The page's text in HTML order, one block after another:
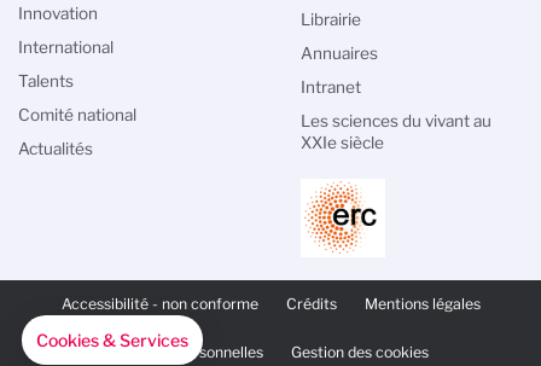
PAGE
SECONDAIRE
Accessibilité - non conforme Crédits Mentions légales
Données personnelles Gestion des cookies
Innovation
International
Talents
Comité national
Actualités
Librairie
Annuaires
Intranet
Les sciences du vivant au
XXIe siècle
Cookies & Services